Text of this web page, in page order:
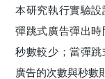
本研究執行實驗
彈跳式廣告彈出
秒數較少；當彈
廣告的次數與秒數